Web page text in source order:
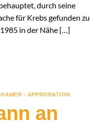
durch seine
für Krebs gefunden zu
in der Nähe […]
HAMER - APPROBATION
an